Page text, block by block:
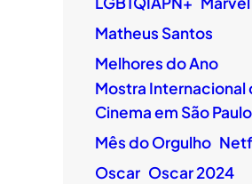
Matheus Santos
Melhores do Ano
Mostra Internacional
Cinema em São Paulo
Mês do Orgulho
Oscar Oscar 2024